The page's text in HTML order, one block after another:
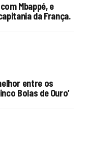
Mbappé, e
da França.
entre os
Bolas de Ouro’